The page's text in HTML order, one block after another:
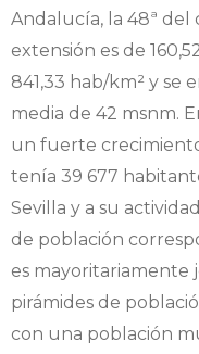
Andalucía, la 48ª del
extensión es de
841,33 hab/km² y se
media de 42 msnm.
un fuerte
tenía 39 677
Sevilla y a su
de población
es mayoritariamente
pirámides de
con una población